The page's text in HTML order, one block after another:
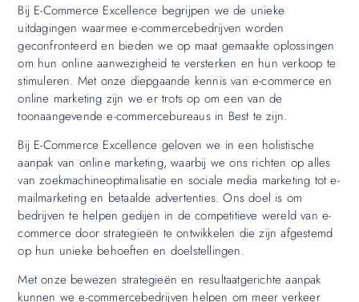
Bij E-Commerce Excellence begrijpen we de unieke
uitdagingen waarmee e-commercebedrijven worden
geconfronteerd en bieden we op maat gemaakte oplossingen
om hun online aanwezigheid te versterken en hun verkoop te
stimuleren. Met onze diepgaande kennis van e-commerce en
online marketing zijn we er trots op om een van de
toonaangevende e-commercebureaus in Best te zijn.
Bij E-Commerce Excellence geloven we in een holistische
aanpak van online marketing, waarbij we ons richten op alles
van zoekmachineoptimalisatie en sociale media marketing tot e-
mailmarketing en betaalde advertenties. Ons doel is om
bedrijven te helpen gedijen in de competitieve wereld van e-
commerce door strategieën te ontwikkelen die zijn afgestemd
op hun unieke behoeften en doelstellingen.
Met onze bewezen strategieën en resultaatgerichte aanpak
kunnen we e-commercebedrijven helpen om meer verkeer